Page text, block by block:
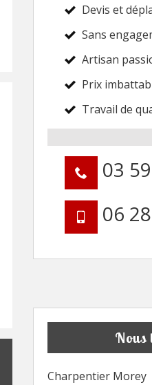
Devis et
Sans
Artisan
Prix
Travail de
03
06
Nous
Charpentier Morey